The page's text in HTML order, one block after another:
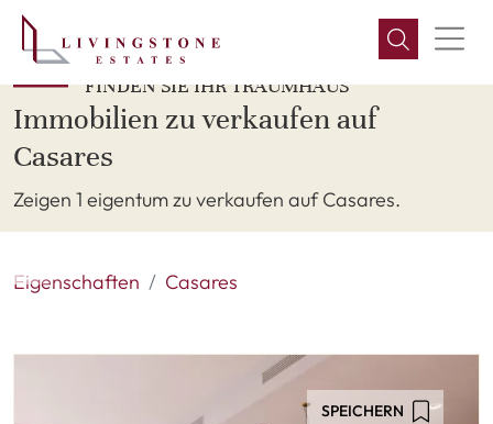
FINDEN SIE IHR TRAUMHAUS
Immobilien zu verkaufen auf
Casares
Zeigen 1 eigentum zu verkaufen auf Casares.
Eigenschaften Casares
SPEICHERN